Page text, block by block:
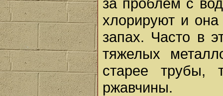
хлорируют и она
запах. Часто в
тяжелых
старее трубы,
ржавчины.